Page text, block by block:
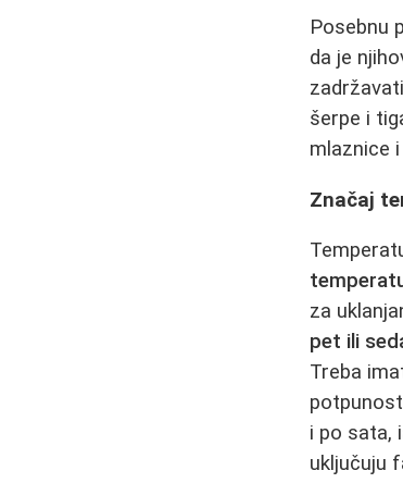
Posebnu
da je
šerpe i
mlaznice
Značaj
za
pet ili
Treba
i po sata,
uključuju